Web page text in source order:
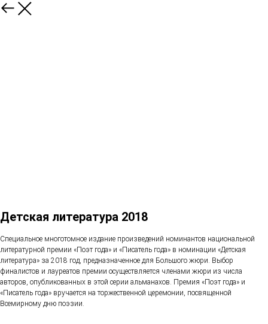
Детская литература 2018
Специальное многотомное издание произведений номинантов национальной
литературной премии «Поэт года» и «Писатель года» в номинации «Детская
литература» за 2018 год, предназначенное для Большого жюри. Выбор
финалистов и лауреатов премии осуществляется членами жюри из числа
авторов, опубликованных в этой серии альманахов. Премия «Поэт года» и
«Писатель года» вручается на торжественной церемонии, посвященной
Всемирному дню поэзии.